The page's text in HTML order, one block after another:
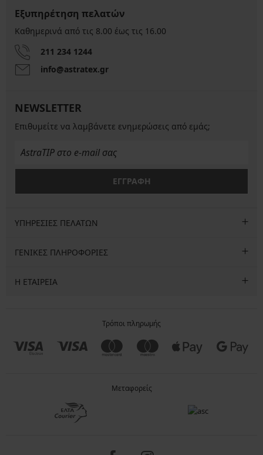
Εξυπηρέτηση πελατών
Καθημερινά από τις 8.00 έως τις 16.00
211 234 1244
info@astratex.gr
NEWSLETTER
Επιθυμείτε να λαμβάνετε ενημερώσεις από εμάς;
ΕΓΓΡΑΦΗ
ΥΠΗΡΕΣΙΕΣ ΠΕΛΑΤΩΝ
ΓΕΝΙΚΕΣ ΠΛΗΡΟΦΟΡΙΕΣ
Η ΕΤΑΙΡΕΙΑ
Τρόποι πληρωμής
Μεταφορείς